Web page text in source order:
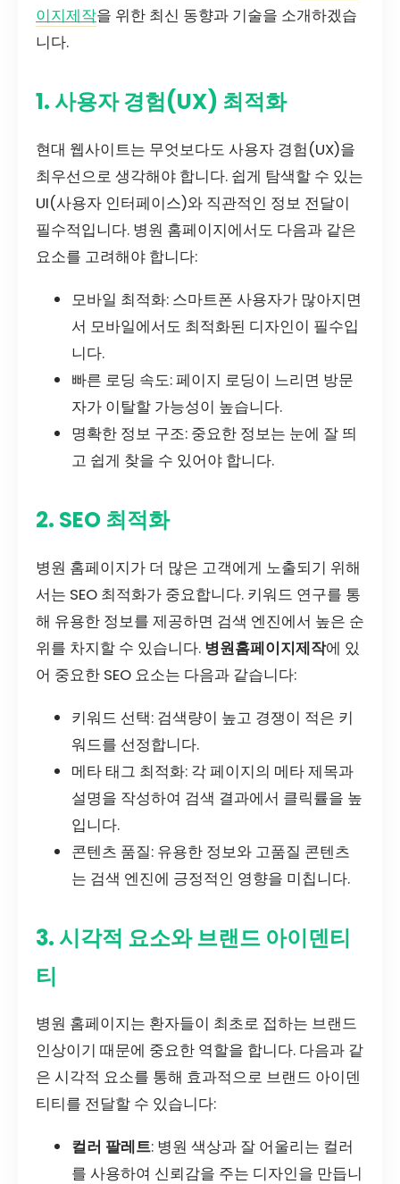
이지제작을 위한 최신 동향과 기술을 소개하겠습
니다.
1. 사용자 경험(UX) 최적화
현대 웹사이트는 무엇보다도 사용자 경험(UX)을
최우선으로 생각해야 합니다. 쉽게 탐색할 수 있는
UI(사용자 인터페이스)와 직관적인 정보 전달이
필수적입니다. 병원 홈페이지에서도 다음과 같은
요소를 고려해야 합니다:
모바일 최적화: 스마트폰 사용자가 많아지면
서 모바일에서도 최적화된 디자인이 필수입
니다.
빠른 로딩 속도: 페이지 로딩이 느리면 방문
자가 이탈할 가능성이 높습니다.
명확한 정보 구조: 중요한 정보는 눈에 잘 띄
고 쉽게 찾을 수 있어야 합니다.
2. SEO 최적화
병원 홈페이지가 더 많은 고객에게 노출되기 위해
서는 SEO 최적화가 중요합니다. 키워드 연구를 통
해 유용한 정보를 제공하면 검색 엔진에서 높은 순
위를 차지할 수 있습니다. 병원홈페이지제작에 있
어 중요한 SEO 요소는 다음과 같습니다:
키워드 선택: 검색량이 높고 경쟁이 적은 키
워드를 선정합니다.
메타 태그 최적화: 각 페이지의 메타 제목과
설명을 작성하여 검색 결과에서 클릭률을 높
입니다.
콘텐츠 품질: 유용한 정보와 고품질 콘텐츠
는 검색 엔진에 긍정적인 영향을 미칩니다.
3. 시각적 요소와 브랜드 아이덴티
티
병원 홈페이지는 환자들이 최초로 접하는 브랜드
인상이기 때문에 중요한 역할을 합니다. 다음과 같
은 시각적 요소를 통해 효과적으로 브랜드 아이덴
티티를 전달할 수 있습니다:
컬러 팔레트: 병원 색상과 잘 어울리는 컬러
를 사용하여 신뢰감을 주는 디자인을 만듭니